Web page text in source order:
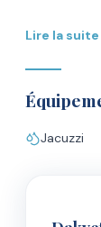
Lire la
Jacuzzi